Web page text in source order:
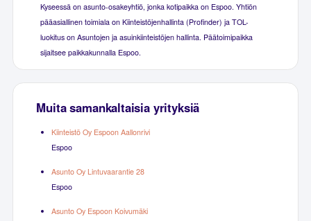
Kyseessä on asunto-osakeyhtiö, jonka kotipaikka on Espoo. Yhtiön
pääasiallinen toimiala on Kiinteistöjenhallinta (Profinder) ja TOL-
luokitus on Asuntojen ja asuinkiinteistöjen hallinta. Päätoimipaikka
sijaitsee paikkakunnalla Espoo.
Muita samankaltaisia yrityksiä
Kiinteistö Oy Espoon Aallonrivi
Espoo
Asunto Oy Lintuvaarantie 28
Espoo
Asunto Oy Espoon Koivumäki